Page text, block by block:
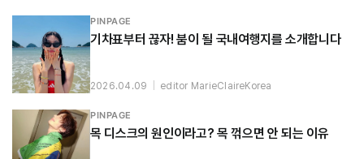
PINPAGE
기차표부터 끊자! 붐이 될 국내여행지를 소개합니다
2026.04.09 editor MarieClaireKorea
PINPAGE
목 디스크의 원인이라고? 목 꺾으면 안 되는 이유